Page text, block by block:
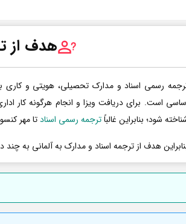
هدف از
رسمی اسناد و مدارک تحصیلی، هویتی و کاری
است. برای دریافت ویزا و انجام هرگونه کار
شود؛ بنابراین غالباًترجمه رسمی اسنادتا مهر
هدف از ترجمه اسناد و مدارک به آلمانی به